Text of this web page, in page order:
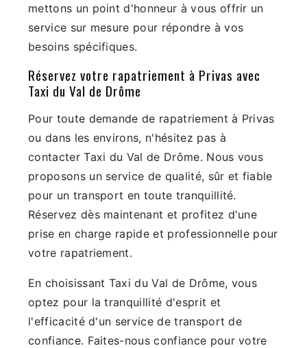
mettons un point d'honneur à vous offrir un
service sur mesure pour répondre à vos
besoins spécifiques.
Réservez votre rapatriement à Privas avec
Taxi du Val de Drôme
Pour toute demande de rapatriement à Privas
ou dans les environs, n'hésitez pas à
contacter Taxi du Val de Drôme. Nous vous
proposons un service de qualité, sûr et fiable
pour un transport en toute tranquillité.
Réservez dès maintenant et profitez d'une
prise en charge rapide et professionnelle pour
votre rapatriement.
En choisissant Taxi du Val de Drôme, vous
optez pour la tranquillité d'esprit et
l'efficacité d'un service de transport de
confiance. Faites-nous confiance pour votre